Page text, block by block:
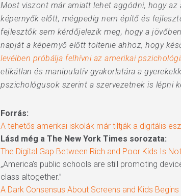
Most viszont már amiatt lehet aggódni, hogy
képernyők előtt, mégpedig nem építő és
fejlesztők sem kérdőjelezik meg, hogy a
napját a képernyő előtt töltenie ahhoz, hogy
levélben próbálja felhívni az amerikai
etikátlan és manipulatív gyakorlatára a
pszichológusok szerint a szervezetnek is lépni
Forrás:
A tehetős amerikai iskolák már tiltják a digitális
Lásd még a The New York Times sorozata:
The Digital Gap Between Rich and Poor Kids Is
„America’s public schools are still promoting
class altogether.”
A Dark Consensus About Screens and Kids